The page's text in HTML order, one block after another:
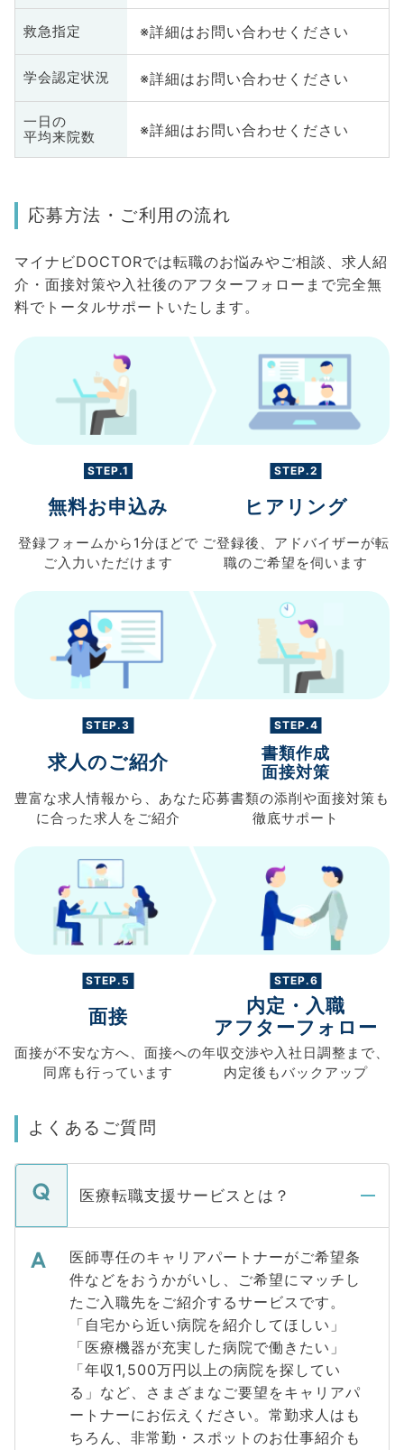
救急指定 ※詳細はお問い合わせください
学会認定状況 ※詳細はお問い合わせください
一日の
平均来院数
※詳細はお問い合わせください
応募方法・ご利用の流れ
マイナビDOCTORでは転職のお悩みやご相談、求人紹
介・面接対策や入社後のアフターフォローまで完全無
料でトータルサポートいたします。
STEP.1
無料お申込み
登録フォームから 1分ほどで
ご入力 いただけます
STEP.2
ヒアリング
ご登録後、 アドバイザーが転
職のご希望を伺います
STEP.3
求人のご紹介
豊富な求人情報から、 あなた
に合った求人を ご紹介
STEP.4
書類作成
面接対策
応募書類の添削や面接対策も
徹底サポート
STEP.5
面接
面接が不安な方へ、 面接への
同席も行っています
STEP.6
内定・入職
アフターフォロー
年収交渉や入社日調整まで、
内定後もバックアップ
よくあるご質問
医療転職支援サービスとは？
医師専任のキャリアパートナーがご希望条
件などをおうかがいし、ご希望にマッチし
たご入職先をご紹介するサービスです。
「自宅から近い病院を紹介してほしい」
「医療機器が充実した病院で働きたい」
「年収1,500万円以上の病院を探してい
る」など、さまざまなご要望をキャリアパ
ートナーにお伝えください。常勤求人はも
ちろん、非常勤・スポットのお仕事紹介も